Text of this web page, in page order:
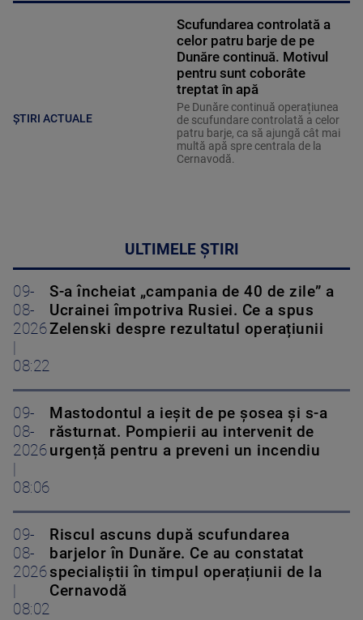
ȘTIRI ACTUALE
Scufundarea controlată a
celor patru barje de pe
Dunăre continuă. Motivul
pentru sunt coborâte
treptat în apă
Pe Dunăre continuă operațiunea
de scufundare controlată a celor
patru barje, ca să ajungă cât mai
multă apă spre centrala de la
Cernavodă.
ULTIMELE ȘTIRI
09-
08-
2026
08:22
S-a încheiat „campania de 40 de zile” a
Ucrainei împotriva Rusiei. Ce a spus
Zelenski despre rezultatul operațiunii
09-
08-
2026
08:06
Mastodontul a ieșit de pe șosea și s-a
răsturnat. Pompierii au intervenit de
urgență pentru a preveni un incendiu
09-
08-
2026
08:02
Riscul ascuns după scufundarea
barjelor în Dunăre. Ce au constatat
specialiștii în timpul operațiunii de la
Cernavodă